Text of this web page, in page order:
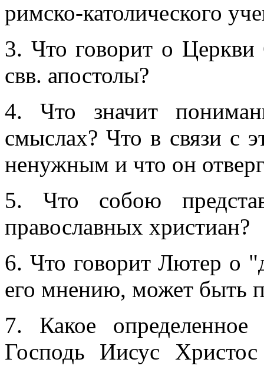
римско-католического
3. Что говорит о
свв. апостолы?
4. Что значит
смыслах? Что в связи с
ненужным и что он
5. Что собою
православных христиан?
6. Что говорит Лютер о
его мнению, может быть
7. Какое
Господь Иисус